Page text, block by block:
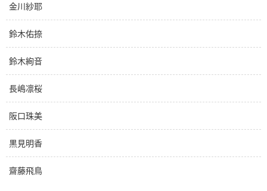
金川紗耶
鈴木佑捺
鈴木絢音
長嶋凛桜
阪口珠美
黒見明香
齋藤飛鳥